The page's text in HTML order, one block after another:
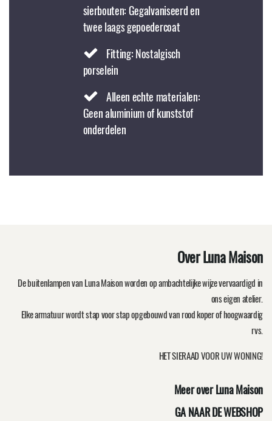
sierbouten: Gegalvaniseerd en
twee laags gepoedercoat
Fitting: Nostalgisch
porselein
Alleen echte materialen:
Geen aluminium of kunststof
onderdelen
Over Luna Maison
De buitenlampen van Luna Maison worden op ambachtelijke wijze vervaardigd in
ons eigen atelier.
Elke armatuur wordt stap voor stap opgebouwd van rood koper of hoogwaardig
rvs.
HET SIERAAD VOOR UW WONING!
Meer over Luna Maison
GA NAAR DE WEBSHOP